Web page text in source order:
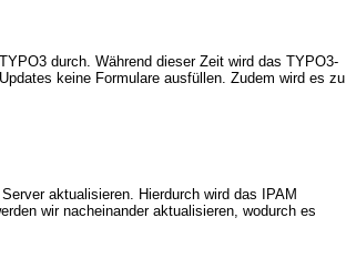
durch. Während dieser Zeit wird das TYPO3-
keine Formulare ausfüllen. Zudem wird es zu
aktualisieren. Hierdurch wird das IPAM
wir nacheinander aktualisieren, wodurch es